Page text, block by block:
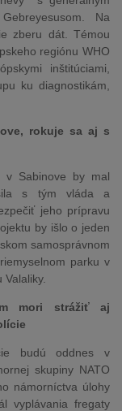
Na
zberu dát. Témou
regiónu WHO
inštitúciami,
ku diagnostikám,
rokuje sa aj s
v Sabinove by mal
s tým vláda a
jeho prípravu
by išlo o jeden
samosprávnom
parku v
mori strážiť aj
budú oddnes v
skupiny NATO
námorníctva úlohy
vyplávania fregaty